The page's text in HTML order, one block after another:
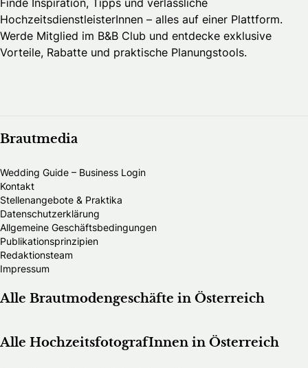
HochzeitsdienstleisterInnen – alles auf einer Plattform.
Werde Mitglied im B&B Club und entdecke exklusive
Vorteile, Rabatte und praktische Planungstools.
Brautmedia
Wedding Guide – Business Login
Kontakt
Stellenangebote & Praktika
Datenschutzerklärung
Allgemeine Geschäftsbedingungen
Publikationsprinzipien
Redaktionsteam
Impressum
Alle Brautmodengeschäfte in Österreich
Alle HochzeitsfotografInnen in Österreich